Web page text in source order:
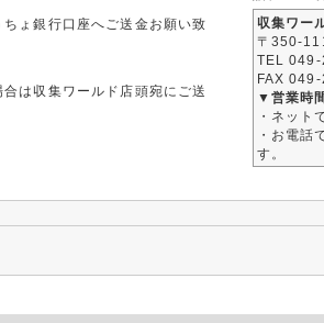
ょ銀行口座へご送金お願い致
は収集ワールド店頭宛にご送
収集ワー
〒350-
TEL
FAX
▼営業時
・ネット
・お電話
す。